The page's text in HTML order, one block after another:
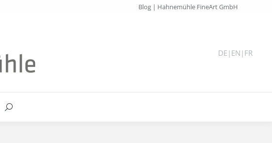
Blog | Hahnemühle FineArt GmbH
DE| EN | FR
Search: